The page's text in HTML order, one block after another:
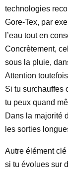
technologies
Gore-Tex, par
l’eau tout en
Concrètement,
sous la pluie,
Attention
Si tu surchauffes
tu peux quand
Dans la majorité
les sorties
Autre élément
si tu évolues sur